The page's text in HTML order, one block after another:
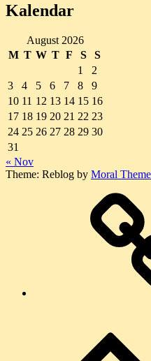
Kalendar
August 2026
M T W T F S
S
1
2
3
4 5 6 7 8
9
10 11 12 13 14 15 16
17 18 19 20 21 22 23
24 25 26 27 28 29 30
31
« Nov
Theme: Reblog by Moral